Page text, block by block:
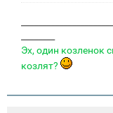
Эх, один козленок
козлят?